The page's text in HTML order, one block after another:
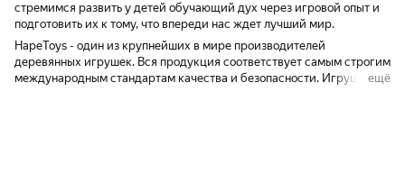
стремимся развить у детей обучающий дух через игровой опыт и
подготовить их к тому, что впереди нас ждет лучший мир.
HapeToys - один из крупнейших в мире производителей
деревянных игрушек. Вся продукция соответствует самым строгим
международным стандартам качества и безопасности. Игрушкиещё